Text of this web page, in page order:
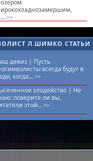
>>
Л.ШИМКО СТАТЬИ
девиз | Пусть
всегда будут в
когда...>>
злодейство | Не
поверите ли вы,
этой...>>